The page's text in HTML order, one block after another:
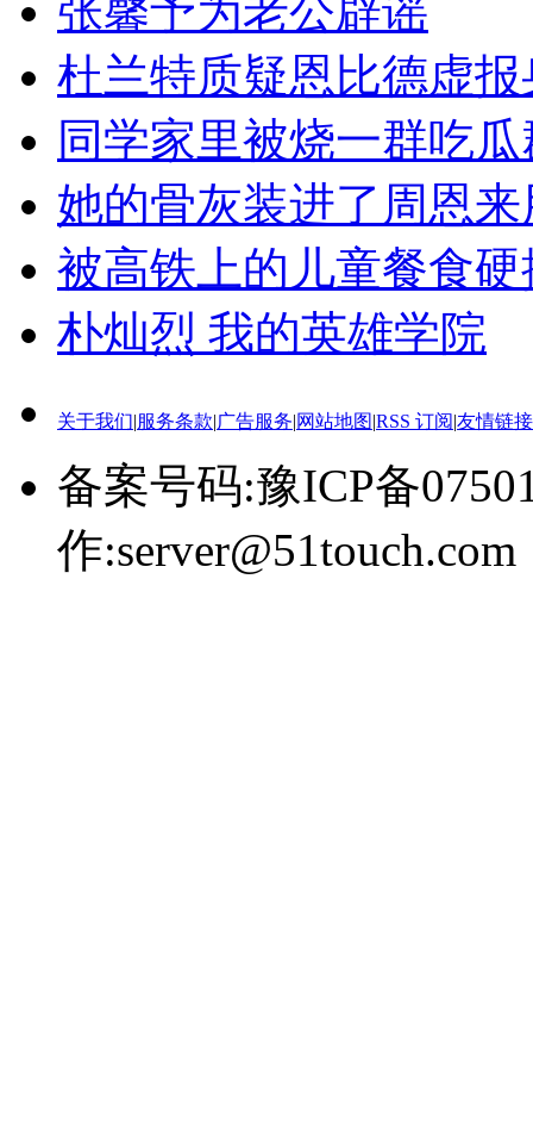
张馨予为老公辟谣
杜兰特质疑恩比德虚报
同学家里被烧一群吃
她的骨灰装进了周恩
被高铁上的儿童餐食硬
朴灿烈 我的英雄学院
关于我们|服务条款|广告服务|网站地图|RSS 订阅|友情链接
备案号码:豫ICP备
作:server@51touch.com